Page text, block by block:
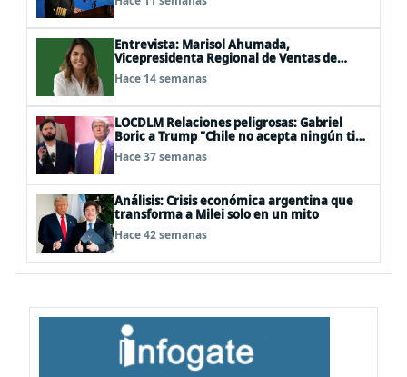
bioceánica y tricontinental, cuyo destino
Entrevista: Marisol Ahumada,
Vicepresidenta Regional de Ventas de
Herbalife para Centro y Sudamérica
Hace 14 semanas
LOCDLM Relaciones peligrosas: Gabriel
Boric a Trump "Chile no acepta ningún tipo
de tutelaje"
Hace 37 semanas
Análisis: Crisis económica argentina que
transforma a Milei solo en un mito
Hace 42 semanas